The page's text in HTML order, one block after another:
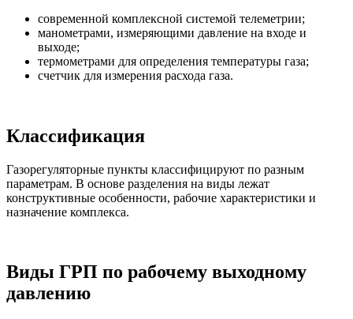
современной комплексной системой телеметрии;
манометрами, измеряющими давление на входе и
выходе;
термометрами для определения температуры газа;
счетчик для измерения расхода газа.
Классификация
Газорегуляторные пункты классифицируют по разным
параметрам. В основе разделения на виды лежат
конструктивные особенности, рабочие характеристики и
назначение комплекса.
Виды ГРП по рабочему выходному
давлению